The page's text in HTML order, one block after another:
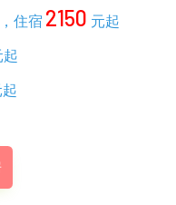
住宿 2150 元起
起
起